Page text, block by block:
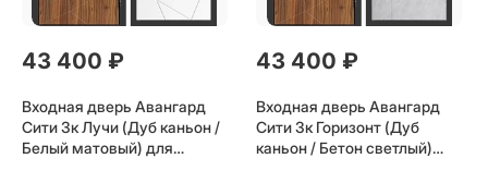
43 400 ₽
Входная дверь Авангард
Сити 3к Лучи (Дуб каньон /
Белый матовый) для
43 400 ₽
Входная дверь Авангард
Сити 3к Горизонт (Дуб
каньон / Бетон светлый)